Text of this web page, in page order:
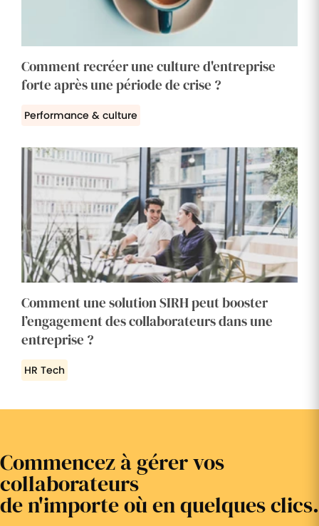
Comment recréer une culture d'entreprise
forte après une période de crise ?
Performance & culture
Comment une solution SIRH peut booster
l’engagement des collaborateurs dans une
entreprise ?
HR Tech
Commencez à gérer vos
collaborateurs
de n'importe où en quelques clics.